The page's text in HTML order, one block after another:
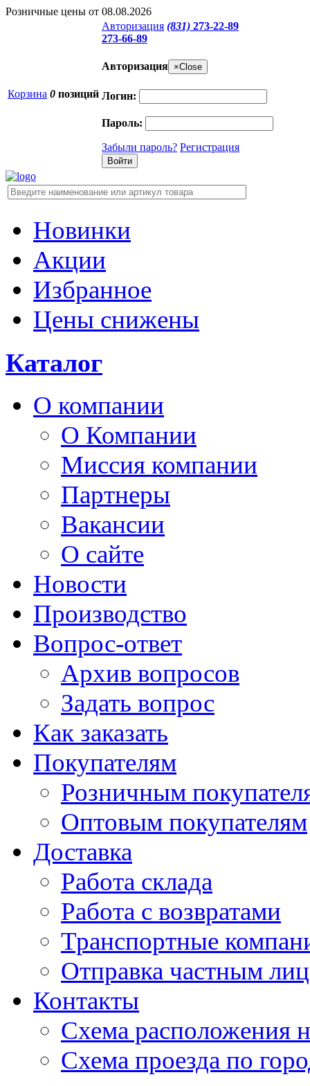
Розничные цены от 08.08.2026
Корзина 0 позиций
Авторизация (831) 273-22-89
273-66-89
Авторизация ×Close
Логин:
Пароль:
Забыли пароль? Регистрация
Новинки
Акции
Избранное
Цены снижены
Каталог
О компании
О Компании
Миссия компании
Партнеры
Вакансии
О сайте
Новости
Производство
Вопрос-ответ
Архив вопросов
Задать вопрос
Как заказать
Покупателям
Розничным
Оптовым покупателям
Доставка
Работа склада
Работа с возвратами
Транспортные
Отправка частным
Контакты
Схема расположения
Схема проезда по